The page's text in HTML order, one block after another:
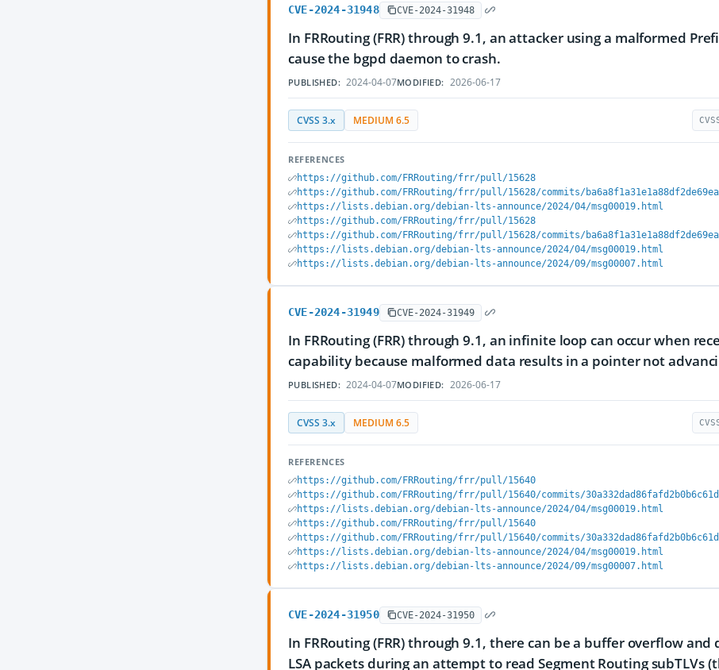
CVE-2024-31948 CVE-2024-31948
In FRRouting (FRR) through 9.1, an attacker using a malformed
cause the bgpd daemon to crash.
PUBLISHED: 2024-04-07MODIFIED: 2026-06-17
CVSS 3.x MEDIUM 6.5
REFERENCES
https://github.com/FRRouting/frr/pull/15628
https://github.com/FRRouting/frr/pull/15628/commits/
https://lists.debian.org/debian-lts-announce/2024/04/msg00019.html
https://github.com/FRRouting/frr/pull/15628
https://github.com/FRRouting/frr/pull/15628/commits/
https://lists.debian.org/debian-lts-announce/2024/04/msg00019.html
https://lists.debian.org/debian-lts-announce/2024/09/msg00007.html
CVE-2024-31949 CVE-2024-31949
In FRRouting (FRR) through 9.1, an infinite loop can occur when
capability because malformed data results in a pointer not
PUBLISHED: 2024-04-07MODIFIED: 2026-06-17
CVSS 3.x MEDIUM 6.5
REFERENCES
https://github.com/FRRouting/frr/pull/15640
https://github.com/FRRouting/frr/pull/15640/commits/
https://lists.debian.org/debian-lts-announce/2024/04/msg00019.html
https://github.com/FRRouting/frr/pull/15640
https://github.com/FRRouting/frr/pull/15640/commits/
https://lists.debian.org/debian-lts-announce/2024/04/msg00019.html
https://lists.debian.org/debian-lts-announce/2024/09/msg00007.html
CVE-2024-31950 CVE-2024-31950
In FRRouting (FRR) through 9.1, there can be a buffer overflow and
LSA packets during an attempt to read Segment Routing subTLVs